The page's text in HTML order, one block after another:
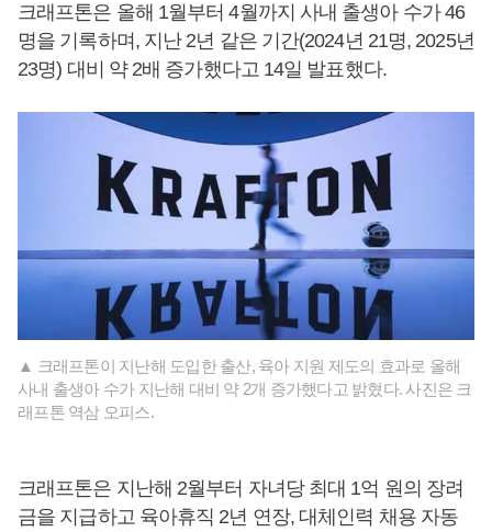
크래프톤은 올해 1월부터 4월까지 사내 출생아 수가 46
명을 기록하며, 지난 2년 같은 기간(2024년 21명, 2025년
23명) 대비 약 2배 증가했다고 14일 발표했다.
▲ 크래프톤이 지난해 도입한 출산, 육아 지원 제도의 효과로 올해
사내 출생아 수가 지난해 대비 약 2개 증가했다고 밝혔다. 사진은 크
래프톤 역삼 오피스.
크래프톤은 지난해 2월부터 자녀당 최대 1억 원의 장려
금을 지급하고 육아휴직 2년 연장, 대체인력 채용 자동